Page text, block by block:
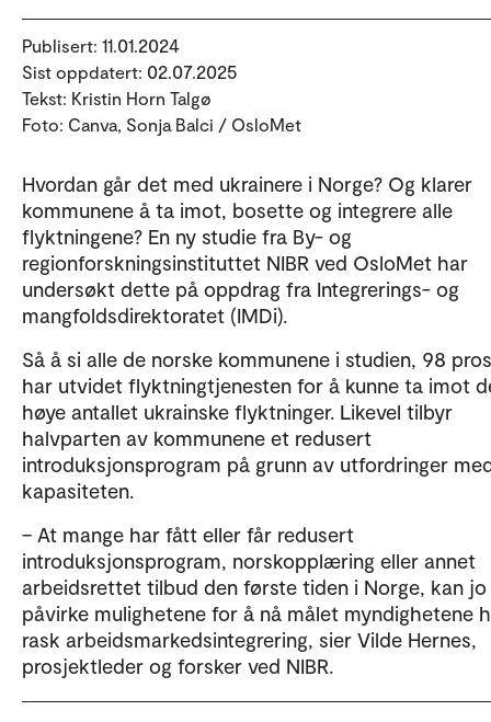
Publisert: 11.01.2024
Sist oppdatert: 02.07.2025
Tekst: Kristin Horn Talgø
Foto: Canva, Sonja Balci / OsloMet
Hvordan går det med ukrainere i Norge? Og klarer
kommunene å ta imot, bosette og integrere alle
flyktningene? En ny studie fra By- og
regionforskningsinstituttet NIBR ved OsloMet har
undersøkt dette på oppdrag fra Integrerings- og
mangfoldsdirektoratet (IMDi).
Så å si alle de norske kommunene i studien, 98
har utvidet flyktningtjenesten for å kunne ta imot
høye antallet ukrainske flyktninger. Likevel tilbyr
halvparten av kommunene et redusert
introduksjonsprogram på grunn av utfordringer
kapasiteten.
– At mange har fått eller får redusert
introduksjonsprogram, norskopplæring eller annet
arbeidsrettet tilbud den første tiden i Norge, kan jo
påvirke mulighetene for å nå målet myndighetene
rask arbeidsmarkedsintegrering, sier Vilde Hernes,
prosjektleder og forsker ved NIBR.